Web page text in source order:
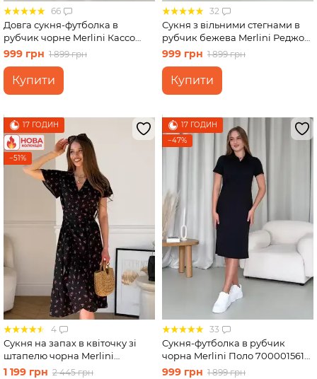
66
Довга сукня-футболка в
рубчик чорне Merlini Кассо
700000121 розмір 42-44 (S-M)
999 грн 1 899 грн
Купити
32
Сукня з вільними стегнами в
рубчик бежева Merlini Реджо
700001582 розмір 2XL-3XL
999 грн 1 899 грн
Купити
17 ГОДИН
−51%
4
Сукня на запах в квіточку зі
штапелю чорна Merlini
Віченца 700002201 розмір S-M
1 199 грн 2 445 грн
17 ГОДИН
−47%
33
Сукня-футболка в рубчик
чорна Merlini Поло 700001561
розмір S-M
999 грн 1 899 грн